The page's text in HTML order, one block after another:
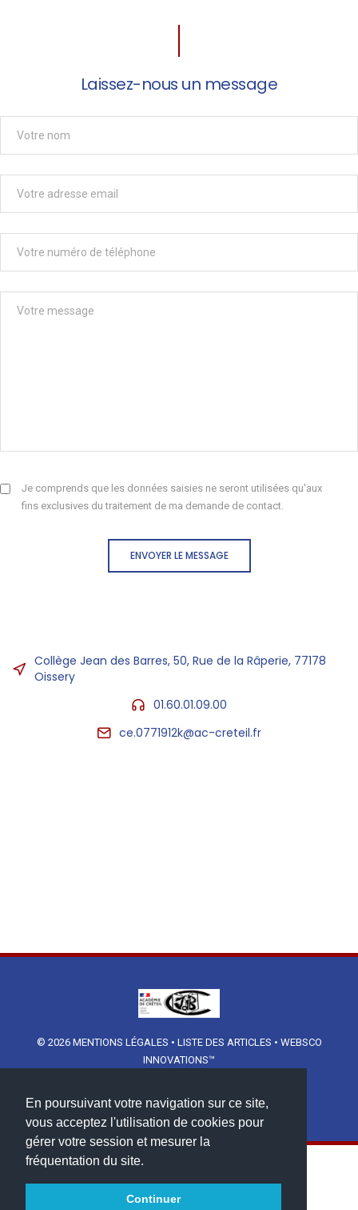
En poursuivant votre navigation sur ce site,
vous acceptez l'utilisation de cookies pour
gérer votre session et mesurer la
fréquentation du site.
Continuer
Laissez-nous un message
Je comprends que les données saisies ne seront utilisées qu'aux
fins exclusives du traitement de ma demande de contact.
ENVOYER LE MESSAGE
Collège Jean des Barres, 50, Rue de la Râperie, 77178
Oissery
01.60.01.09.00
ce.0771912k@ac-creteil.fr
© 2026 MENTIONS LÉGALES • LISTE DES ARTICLES • WEBSCO
INNOVATIONS™